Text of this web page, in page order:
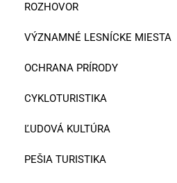
ROZHOVOR
VÝZNAMNÉ LESNÍCKE MIESTA
OCHRANA PRÍRODY
CYKLOTURISTIKA
ĽUDOVÁ KULTÚRA
PEŠIA TURISTIKA